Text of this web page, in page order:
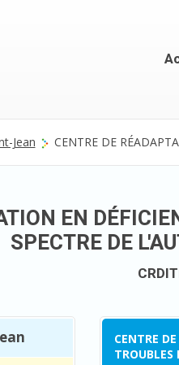
Jean CENTRE DE
EN
SPECTRE DE
CENTRE
TROUBLES